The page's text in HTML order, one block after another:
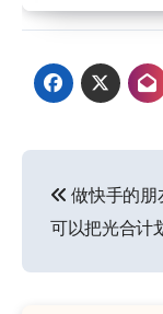
章
导
做快手的朋
可以把光合计